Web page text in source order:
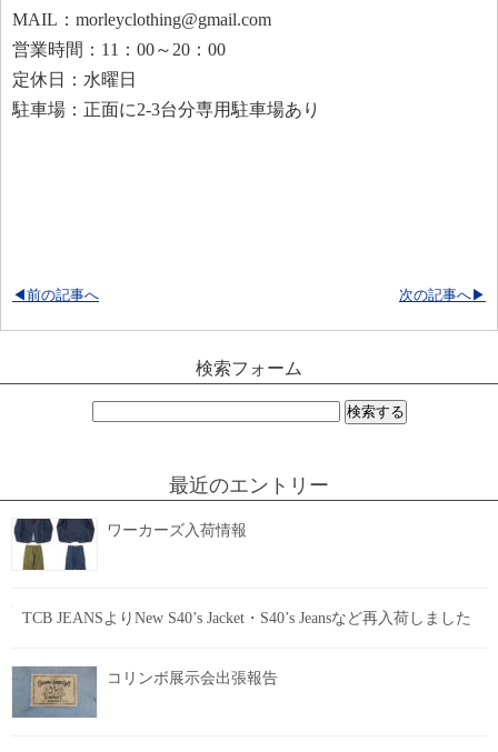
MAIL：morleyclothing@gmail.com
営業時間：11：00～20：00
定休日：水曜日
駐車場：正面に2-3台分専用駐車場あり
次の記事へ▶
◀前の記事へ
検索フォーム
最近のエントリー
ワーカーズ入荷情報
TCB JEANSよりNew S40’s Jacket・S40’s Jeansなど再入荷しました
コリンボ展示会出張報告